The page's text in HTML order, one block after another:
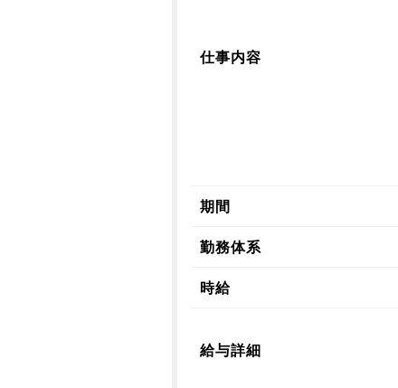
仕事内容
期間
勤務体系
時給
給与詳細